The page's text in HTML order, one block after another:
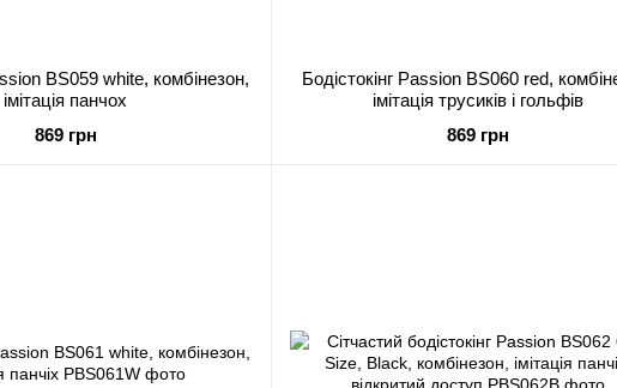
BS059 white, комбінезон,
імітація панчох
869 грн
Бодістокінг Passion BS060 red,
імітація трусиків і гольфів
869 грн